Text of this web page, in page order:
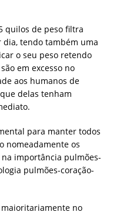
quilos de peso filtra
dia, tendo também uma
o seu peso retendo
em excesso no
aos humanos de
delas tenham
para manter todos
nomeadamente os
importância pulmões-
pulmões-coração-
no